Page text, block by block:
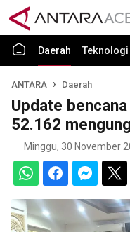
Daerah Teknologi
ANTARA Daerah
Update
52.162
Minggu, 30 November